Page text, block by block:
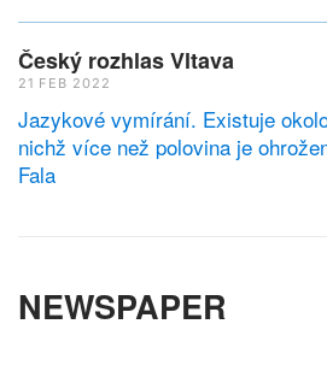
Český rozhlas Vltava
21 FEB 2022
Jazykové vymírání. Existuje
nichž více než polovina je
Fala
NEWSPAPER